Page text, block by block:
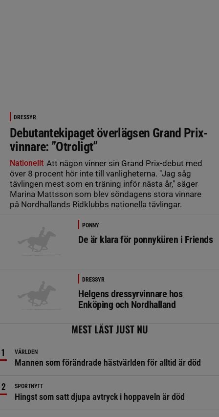
DRESSYR
Debutantekipaget överlägsen Grand Prix-
vinnare: ”Otroligt”
Nationellt Att någon vinner sin Grand Prix-debut med
över 8 procent hör inte till vanligheterna. "Jag såg
tävlingen mest som en träning inför nästa år," säger
Marina Mattsson som blev söndagens stora vinnare
på Nordhallands Ridklubbs nationella tävlingar.
PONNY
De är klara för ponnyküren i Friends
DRESSYR
Helgens dressyrvinnare hos
Enköping och Nordhalland
MEST LÄST JUST NU
VÄRLDEN
Mannen som förändrade hästvärlden för alltid är död
SPORTNYTT
Hingst som satt djupa avtryck i hoppaveln är död